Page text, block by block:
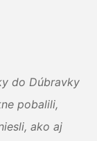
do Dúbravky
pobalili,
ako aj